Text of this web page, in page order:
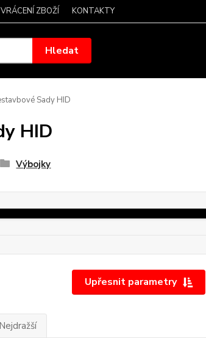
ZBOŽÍ KONTAKTY
Hledat
Sady HID
HID
Výbojky
Upřesnit parametry
Nejdražší